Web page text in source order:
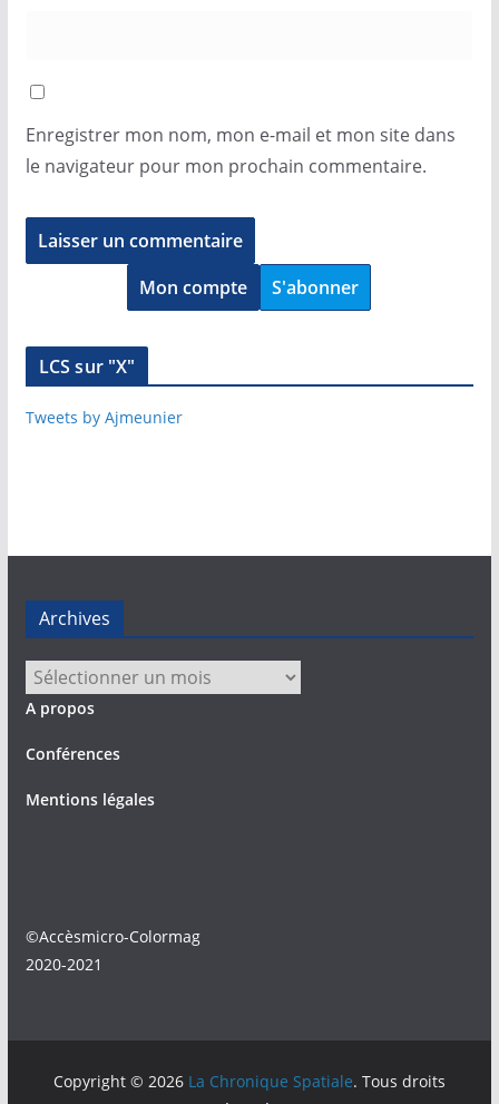
Enregistrer mon nom, mon e-mail et mon site dans
le navigateur pour mon prochain commentaire.
Mon compte S'abonner
LCS sur "X"
Tweets by Ajmeunier
Archives
Archives
A propos
Conférences
Mentions légales
©Accèsmicro-Colormag
2020-2021
Copyright © 2026 La Chronique Spatiale. Tous droits